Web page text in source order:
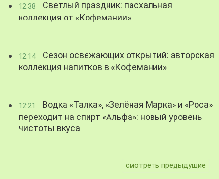
12:38
Светлый праздник: пасхальная
коллекция от «Кофемании»
12:14
Сезон освежающих открытий: авторская
коллекция напитков в «Кофемании»
12:21
Водка «Талка», «Зелёная Марка» и «Роса»
переходит на спирт «Альфа»: новый уровень
чистоты вкуса
смотреть предыдущие